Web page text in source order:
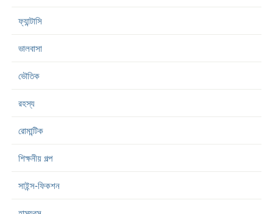
ফ্যান্টাসি
ভালবাসা
ভৌতিক
রহস্য
রোমান্টিক
শিক্ষনীয় গল্প
সাইন্স-ফিকশন